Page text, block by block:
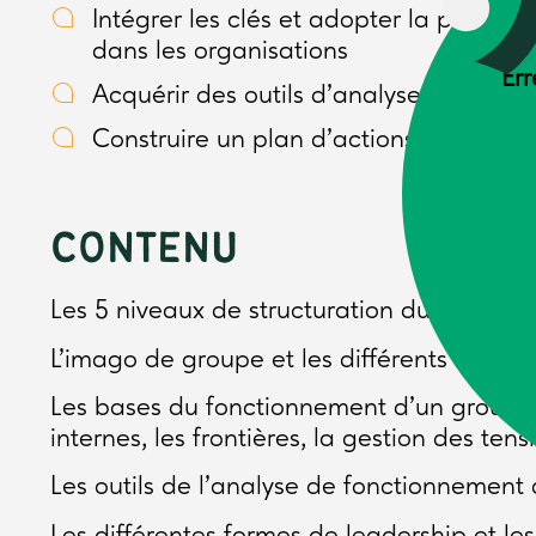
Intégrer les clés et adopter la
dans les organisations
Acquérir des outils d’analyse du
Construire un plan d’actions pour
CONTENU
Les 5 niveaux de structuration du temps
L’imago de groupe et les différents stades
Les bases du fonctionnement d’un
internes, les frontières, la gestion des
Les outils de l’analyse de fonctionnement